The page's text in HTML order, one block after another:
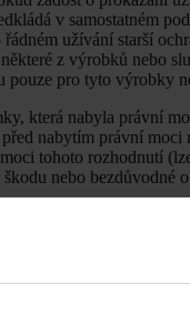
v samostatném
užívání starší
z výrobků nebo
pouze pro tyto výrobky
která nabyla právní
nabytím právní moci
tohoto rozhodnutí
nebo bezdůvodné